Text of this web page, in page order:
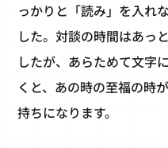
っかりと「読み」を入れ
した。対談の時間はあっ
したが、あらためて文字
くと、あの時の至福の時
持ちになります。